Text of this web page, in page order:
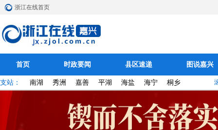
浙江在线首页
首页 时政要闻 县区速递 图说嘉兴
支站： 南湖 秀洲 嘉善 平湖 海盐 海宁 桐乡
以“己见”聚青春合力 用“靶向”育杏林新苗 桐乡濮院镇综合行政执法队三